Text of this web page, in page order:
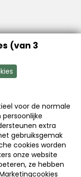
Finance
nu lid
Copyright|Privacy
(van 3
voor de normale
extra
gebruiksgemak
cookies worden
onze website
ze hebben